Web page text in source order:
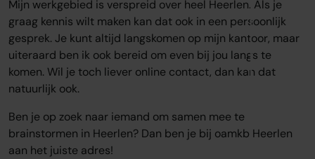
Mijn werkgebied is verspreid over heel Heerlen. Als je
graag kennis wilt maken kan dat ook in een persoonlijk
gesprek. Je kunt altijd langskomen op mijn kantoor, maar
uiteraard ben ik ook bereid om even bij jou langs te
komen. Wil je toch liever online contact, dan kan dat
natuurlijk ook.
Ben je op zoek naar iemand om samen mee te
brainstormen in Heerlen? Dan ben je bij oamkb Heerlen
aan het juiste adres!